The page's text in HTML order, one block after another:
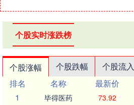
个股实时涨跌榜
个股涨幅 个股跌幅 个股流入
排名
名称 最新价
1
毕得医药 73.92